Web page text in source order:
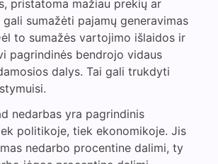
pristatoma mažiau prekių ar
sumažėti pajamų generavimas
to sumažės vartojimo išlaidos ir
pagrindinės bendrojo vidaus
dalys. Tai gali trukdyti
nedarbas yra pagrindinis
politikoje, tiek ekonomikoje. Jis
nedarbo procentine dalimi, ty